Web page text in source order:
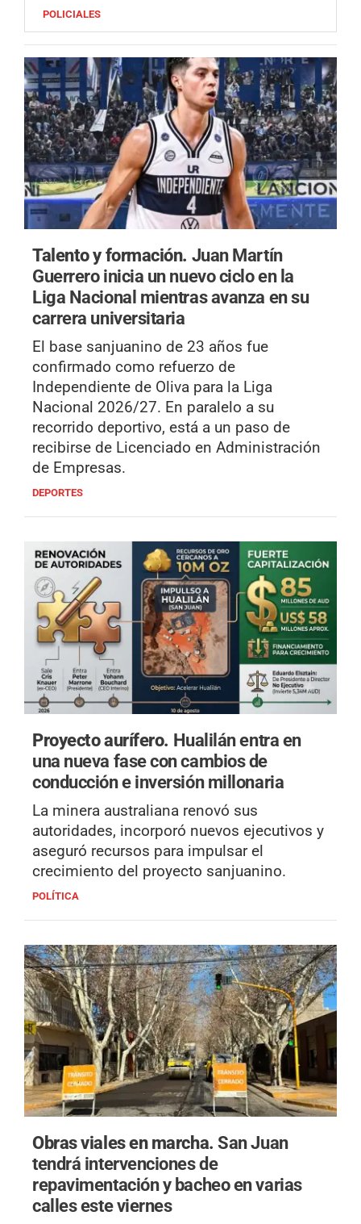
POLICIALES
Talento y formación. Juan Martín
Guerrero inicia un nuevo ciclo en la
Liga Nacional mientras avanza en su
carrera universitaria
El base sanjuanino de 23 años fue
confirmado como refuerzo de
Independiente de Oliva para la Liga
Nacional 2026/27. En paralelo a su
recorrido deportivo, está a un paso de
recibirse de Licenciado en Administración
de Empresas.
DEPORTES
Proyecto aurífero. Hualilán entra en
una nueva fase con cambios de
conducción e inversión millonaria
La minera australiana renovó sus
autoridades, incorporó nuevos ejecutivos y
aseguró recursos para impulsar el
crecimiento del proyecto sanjuanino.
POLÍTICA
Obras viales en marcha.San Juan
tendrá intervenciones de
repavimentación y bacheo en varias
calles este viernes